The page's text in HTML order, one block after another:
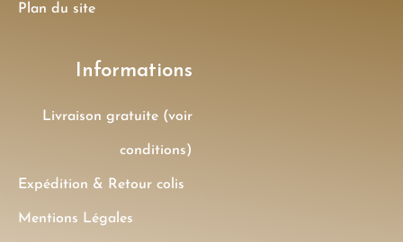
Plan du site
Informations
Livraison gratuite (voir
conditions)
Expédition & Retour colis
Mentions Légales